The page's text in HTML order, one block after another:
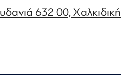
632 00, Χαλκιδική